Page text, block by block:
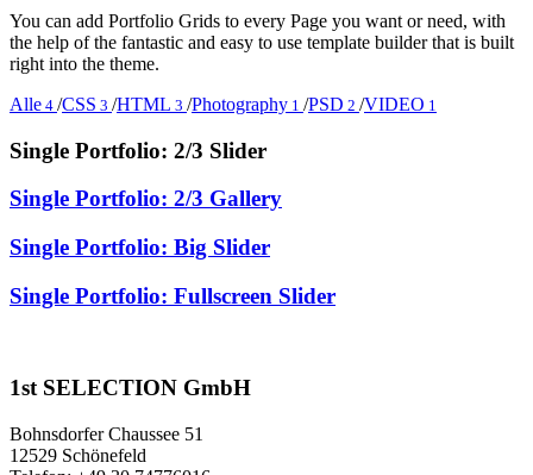
You can add Portfolio Grids to every Page you want or need, with
the help of the fantastic and easy to use template builder that is built
right into the theme.
Alle 4 /CSS 3 /HTML 3 /Photography 1 /PSD 2 /VIDEO 1
Single Portfolio: 2/3 Slider
Single Portfolio: 2/3 Gallery
Single Portfolio: Big Slider
Single Portfolio: Fullscreen Slider
1st SELECTION GmbH
Bohnsdorfer Chaussee 51
12529 Schönefeld